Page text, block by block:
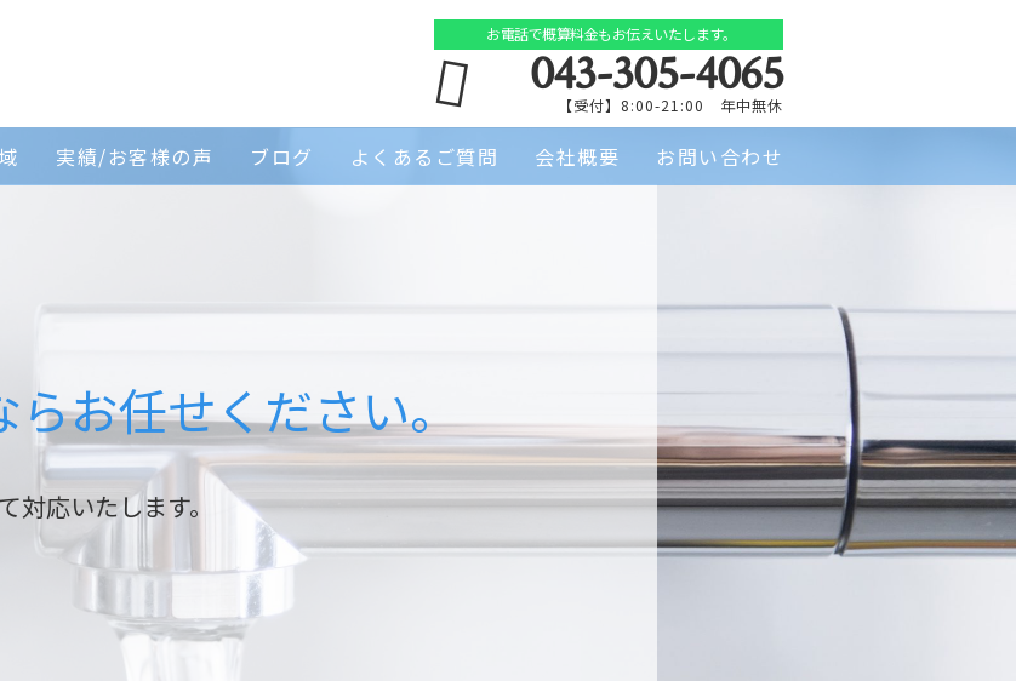
お電話で概算料金もお伝えいたします。
043-305-4065
【受付】8:00-21:00 年中無休
実績/お客様の声 ブログ よくあるご質問 会社概要 お問い合わせ
お任せください。
応いたします。